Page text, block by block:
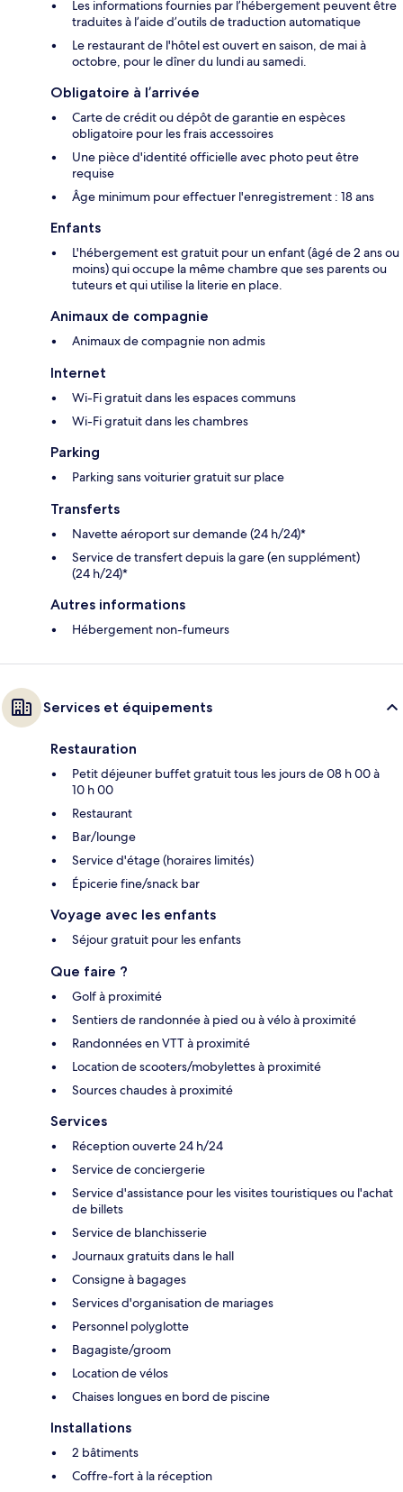
Les informations fournies par l’hébergement peuvent être
traduites à l’aide d’outils de traduction automatique
Le restaurant de l'hôtel est ouvert en saison, de mai à
octobre, pour le dîner du lundi au samedi.
Obligatoire à l’arrivée
Carte de crédit ou dépôt de garantie en espèces
obligatoire pour les frais accessoires
Une pièce d'identité officielle avec photo peut être
requise
Âge minimum pour effectuer l'enregistrement : 18 ans
Enfants
L'hébergement est gratuit pour un enfant (âgé de 2 ans ou
moins) qui occupe la même chambre que ses parents ou
tuteurs et qui utilise la literie en place.
Animaux de compagnie
Animaux de compagnie non admis
Internet
Wi-Fi gratuit dans les espaces communs
Wi-Fi gratuit dans les chambres
Parking
Parking sans voiturier gratuit sur place
Transferts
Navette aéroport sur demande (24 h/24)*
Service de transfert depuis la gare (en supplément)
(24 h/24)*
Autres informations
Hébergement non-fumeurs
Services et équipements
Restauration
Petit déjeuner buffet gratuit tous les jours de 08 h 00 à
10 h 00
Restaurant
Bar/lounge
Service d'étage (horaires limités)
Épicerie fine/snack bar
Voyage avec les enfants
Séjour gratuit pour les enfants
Que faire ?
Golf à proximité
Sentiers de randonnée à pied ou à vélo à proximité
Randonnées en VTT à proximité
Location de scooters/mobylettes à proximité
Sources chaudes à proximité
Services
Réception ouverte 24 h/24
Service de conciergerie
Service d'assistance pour les visites touristiques ou l'achat
de billets
Service de blanchisserie
Journaux gratuits dans le hall
Consigne à bagages
Services d'organisation de mariages
Personnel polyglotte
Bagagiste/groom
Location de vélos
Chaises longues en bord de piscine
Installations
2 bâtiments
Coffre-fort à la réception